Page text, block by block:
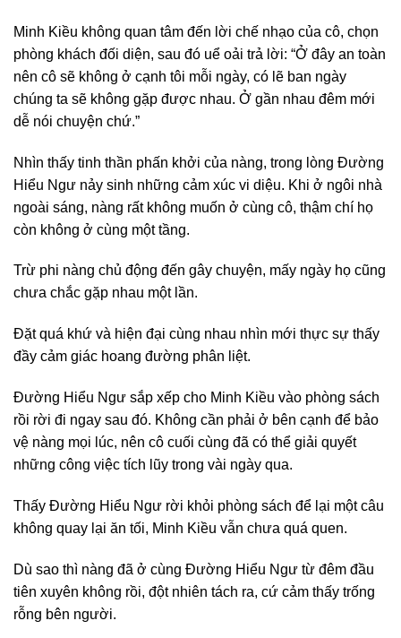
Minh Kiều không quan tâm đến lời chế nhạo của cô, chọn
phòng khách đối diện, sau đó uể oải trả lời: “Ở đây an toàn
nên cô sẽ không ở cạnh tôi mỗi ngày, có lẽ ban ngày
chúng ta sẽ không gặp được nhau. Ở gần nhau đêm mới
dễ nói chuyện chứ.”
Nhìn thấy tinh thần phấn khởi của nàng, trong lòng Đường
Hiểu Ngư nảy sinh những cảm xúc vi diệu. Khi ở ngôi nhà
ngoài sáng, nàng rất không muốn ở cùng cô, thậm chí họ
còn không ở cùng một tầng.
Trừ phi nàng chủ động đến gây chuyện, mấy ngày họ cũng
chưa chắc gặp nhau một lần.
Đặt quá khứ và hiện đại cùng nhau nhìn mới thực sự thấy
đầy cảm giác hoang đường phân liệt.
Đường Hiểu Ngư sắp xếp cho Minh Kiều vào phòng sách
rồi rời đi ngay sau đó. Không cần phải ở bên cạnh để bảo
vệ nàng mọi lúc, nên cô cuối cùng đã có thể giải quyết
những công việc tích lũy trong vài ngày qua.
Thấy Đường Hiểu Ngư rời khỏi phòng sách để lại một câu
không quay lại ăn tối, Minh Kiều vẫn chưa quá quen.
Dù sao thì nàng đã ở cùng Đường Hiểu Ngư từ đêm đầu
tiên xuyên không rồi, đột nhiên tách ra, cứ cảm thấy trống
rỗng bên người.